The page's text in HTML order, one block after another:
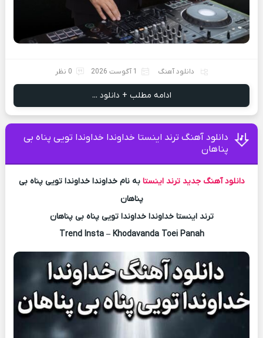
دانلود آهنگ 1 آگوست 2026 0 نظر
ادامه مطلب + دانلود ...
دانلود آهنگ ترند اینستا خداوندا خداوندا تویی پناه بی
پناهان
دانلود آهنگ جدید ترند اینستا به نام خداوندا خداوندا تویی پناه بی
پناهان
ترند اینستا خداوندا خداوندا تویی پناه بی پناهان
Trend Insta – Khodavanda Toei Panah